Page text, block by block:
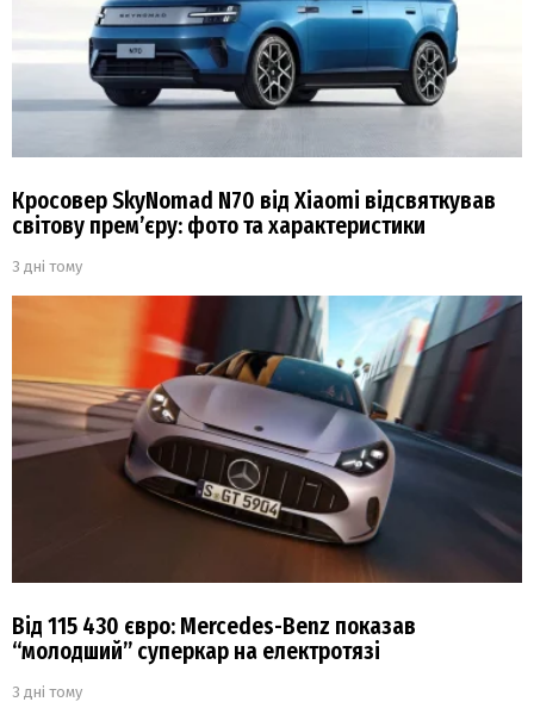
Кросовер SkyNomad N70 від Xiaomi відсвяткував
світову прем’єру: фото та характеристики
3 дні тому
Від 115 430 євро: Mercedes-Benz показав
“молодший” суперкар на електротязі
3 дні тому